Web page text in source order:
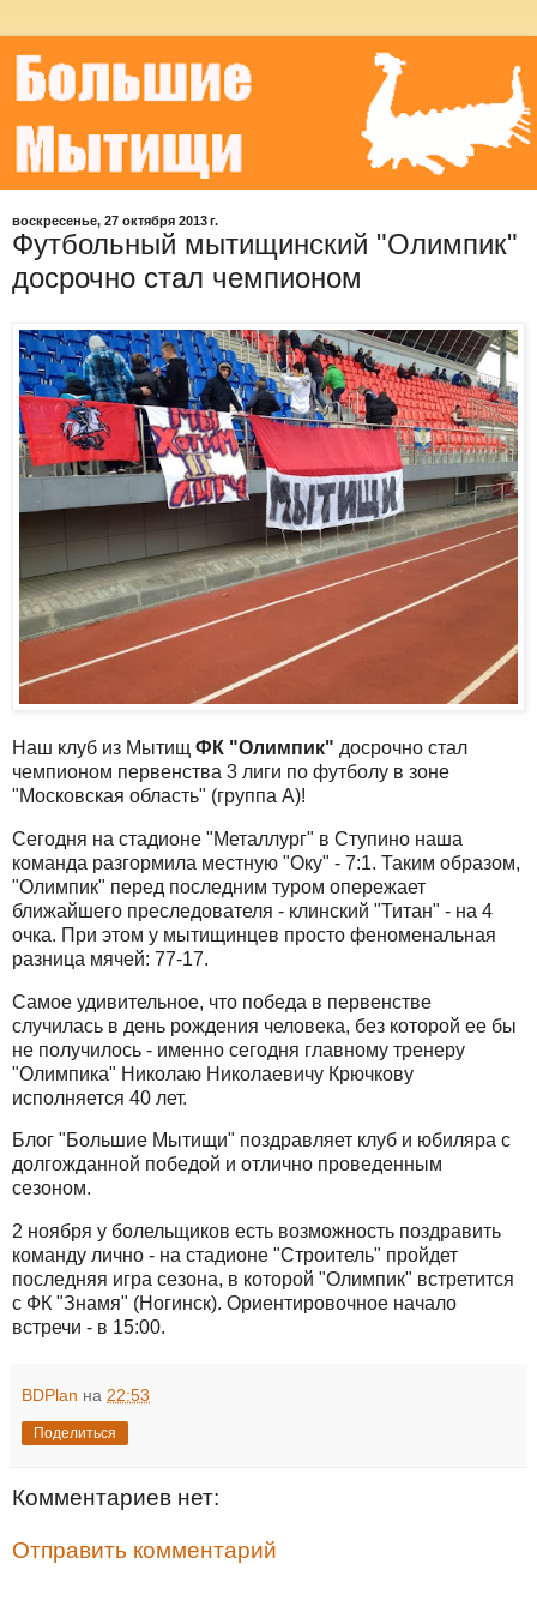
воскресенье, 27 октября 2013 г.
Футбольный мытищинский "Олимпик"
досрочно стал чемпионом
Наш клуб из Мытищ ФК "Олимпик" досрочно стал
чемпионом первенства 3 лиги по футболу в зоне
"Московская область" (группа А)!
Сегодня на стадионе "Металлург" в Ступино наша
команда разгормила местную "Оку" - 7:1. Таким образом,
"Олимпик" перед последним туром опережает
ближайшего преследователя - клинский "Титан" - на 4
очка. При этом у мытищинцев просто феноменальная
разница мячей: 77-17.
Самое удивительное, что победа в первенстве
случилась в день рождения человека, без которой ее бы
не получилось - именно сегодня главному тренеру
"Олимпика" Николаю Николаевичу Крючкову
исполняется 40 лет.
Блог "Большие Мытищи" поздравляет клуб и юбиляра с
долгожданной победой и отлично проведенным
сезоном.
2 ноября у болельщиков есть возможность поздравить
команду лично - на стадионе "Строитель" пройдет
последняя игра сезона, в которой "Олимпик" встретится
с ФК "Знамя" (Ногинск). Ориентировочное начало
встречи - в 15:00.
BDPlan на 22:53
Поделиться
Комментариев нет:
Отправить комментарий